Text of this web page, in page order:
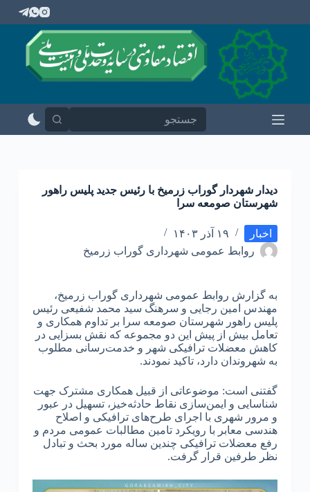
ر
ت
دیدار شهردار گوراب زرمیخ با رئیس جدید پلیس راهور
شهرستان صومعه سرا
اخبار
۱۹ آذر ۱۴۰۳
روابط عمومی شهرداری گوراب زرمیخ
به گزارش روابط عمومی شهرداری گوراب زرمیخ،
مهندس امین رجایی و سرهنگ سید محمد شفیعی رئیس
پلیس راهور شهرستان صومعه سرا بر تداوم همکاری و
تعامل بیش از پیش این دو مجموعه که نقش بسزایی در
کاهش معضلات ترافیکی شهر و خدمت‌رسانی مطلوب
به شهروندان دارد، تاکید نمودند.
گفتنی است: موضوعاتی از قبیل همکاری مشترک جهت
شناسایی و ایمن‌سازی نقاط حادثه‌خیز، تسهیل در عبور
و مرور شهری با اجرای طرح‌های ترافیکی و اصلاح
هندسی معابر با رویکرد تامین مطالبات عمومی مردم و
رفع معضلات ترافیکی چندین ساله مورد بحث و تبادل
نظر طرفین قرار گرفت.